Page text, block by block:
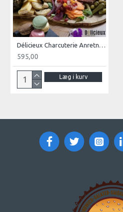
Délicieux Charcuterie Anretning (4 pers.)
595,00
Læg i kurv